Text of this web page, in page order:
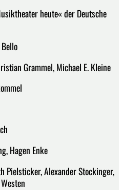
heute« der Deutsche
Grammel, Michael E. Kleine
Hagen Enke
Pielsticker, Alexander Stockinger,